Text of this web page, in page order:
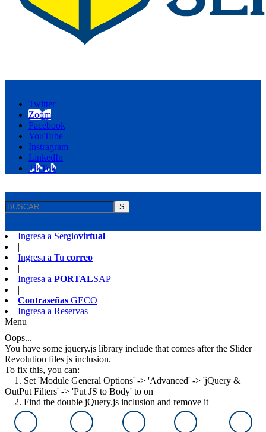
Twitter
Zoom
Facebook
YouTube
Instragram
LinkedIn
TikTok
S
Ingresa a Sergiovirtual
|
Ingresa a Tu correo
|
Ingresa a PORTALSAP
|
Contraseñas GECO
Ingresa a Reservas
Menu
Oops...
You have some jquery.js library include that comes after the Slider
Revolution files js inclusion.
To fix this, you can:
1. Set 'Module General Options' -> 'Advanced' -> 'jQuery &
OutPut Filters' -> 'Put JS to Body' to on
2. Find the double jQuery.js inclusion and remove it